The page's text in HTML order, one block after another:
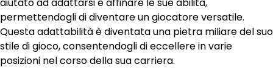
aiutato ad adattarsi e affinare le sue abilità,
permettendogli di diventare un giocatore versatile.
Questa adattabilità è diventata una pietra miliare del suo
stile di gioco, consentendogli di eccellere in varie
posizioni nel corso della sua carriera.